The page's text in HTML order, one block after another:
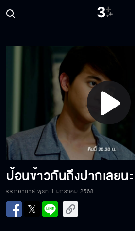
Play
Video
ป้อนข้าวกันถึงปากเลยนะ
ออกอากาศ พุธที่ 1 มกราคม 2568
ของเก่าไป ของใหม่ก็
พ่อต้องไล่มันออกจา
กล้าดียังไง มาแตะห